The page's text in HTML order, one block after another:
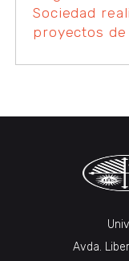
Sociedad
proyectos
Avda.